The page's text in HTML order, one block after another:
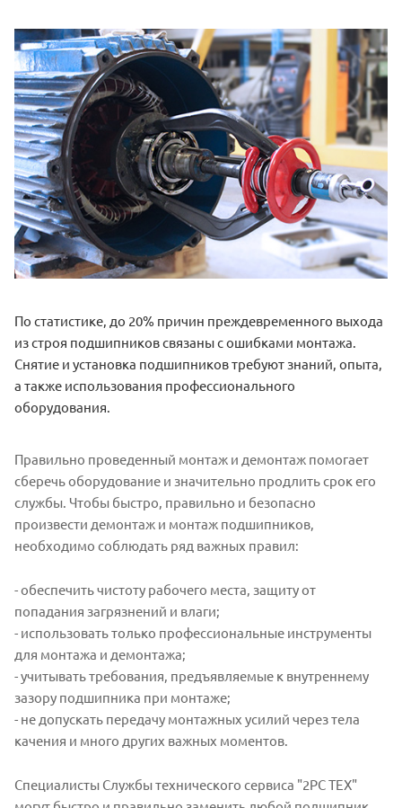
По статистике, до 20% причин преждевременного выхода
из строя подшипников связаны с ошибками монтажа.
Снятие и установка подшипников требуют знаний, опыта,
а также использования профессионального
оборудования.
Правильно проведенный монтаж и демонтаж помогает
сберечь оборудование и значительно продлить срок его
службы. Чтобы быстро, правильно и безопасно
произвести демонтаж и монтаж подшипников,
необходимо соблюдать ряд важных правил:
- обеспечить чистоту рабочего места, защиту от
попадания загрязнений и влаги;
- использовать только профессиональные инструменты
для монтажа и демонтажа;
- учитывать требования, предъявляемые к внутреннему
зазору подшипника при монтаже;
- не допускать передачу монтажных усилий через тела
качения и много других важных моментов.
Специалисты Службы технического сервиса "2РС ТЕХ"